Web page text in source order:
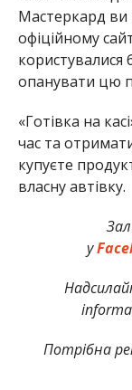
Мастеркард
офіційному
опанувати цю
«Готівка на
час та
купуєте
власну автівку.
у
Потрібна